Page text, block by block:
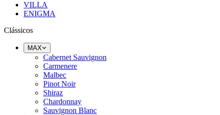
VILLA
ENIGMA
Clássicos
MAX
Cabernet Sauvignon
Carmenere
Malbec
Pinot Noir
Shiraz
Chardonnay
Sauvignon Blanc